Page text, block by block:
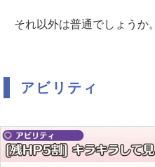
それ以外は普通でしょうか。
アビリティ